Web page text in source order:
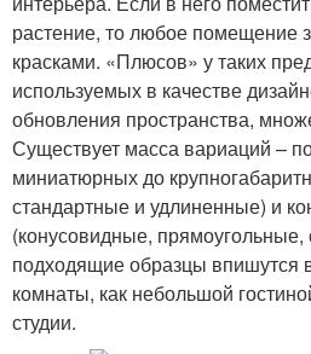
растение, то любое помещение
красками. «Плюсов» у таких
используемых в качестве
обновления пространства,
Существует масса вариаций –
миниатюрных до
стандартные и удлиненные) и
(конусовидные,
подходящие образцы впишутся
комнаты, как небольшой
студии.